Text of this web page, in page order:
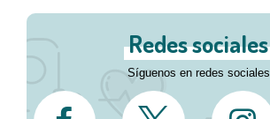
Redes sociales
Síguenos en redes sociales